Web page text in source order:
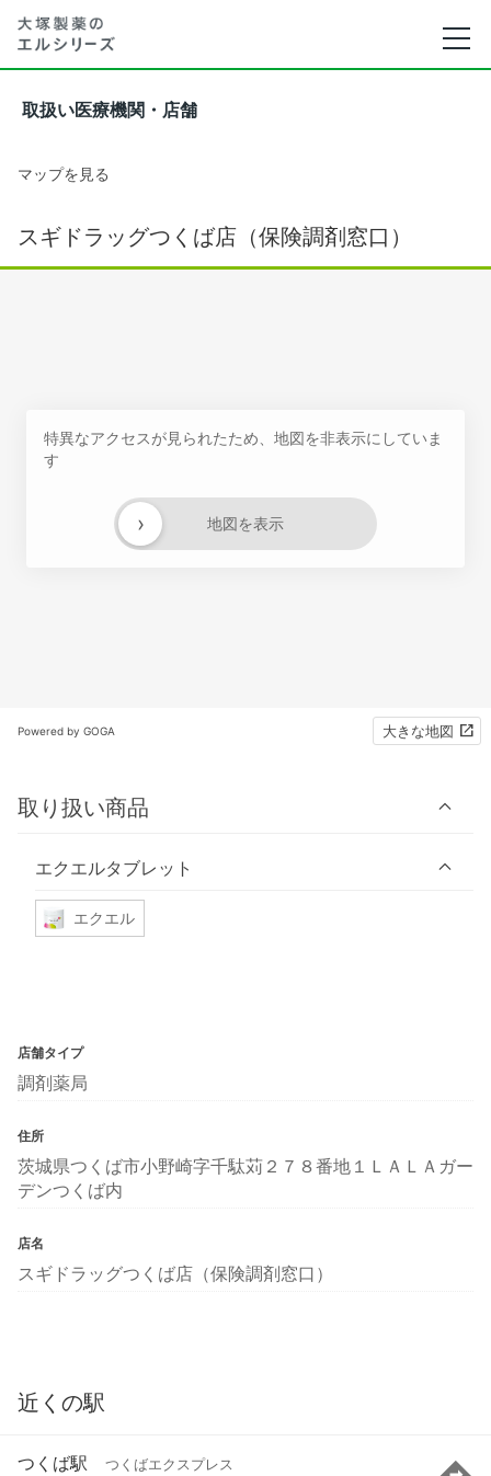
取扱い医療機関・店舗
マップを見る
スギドラッグつくば店（保険調剤窓口）
特異なアクセスが見られたため、地図を非表示にしていま
す
地図を表示
›
Powered by GOGA 大きな地図
取り扱い商品
エクエルタブレット
エクエル
店舗タイプ
調剤薬局
住所
茨城県つくば市小野崎字千駄苅２７８番地１ＬＡＬＡガー
デンつくば内
店名
スギドラッグつくば店（保険調剤窓口）
近くの駅
つくば駅 つくばエクスプレス